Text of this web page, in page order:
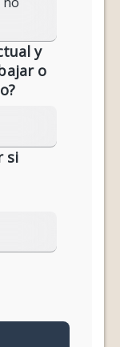
y
o
si